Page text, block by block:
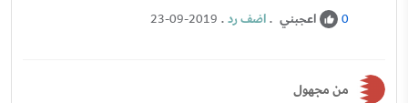
0 اعجبني .اضف رد.
23-09-2019
من مجهول